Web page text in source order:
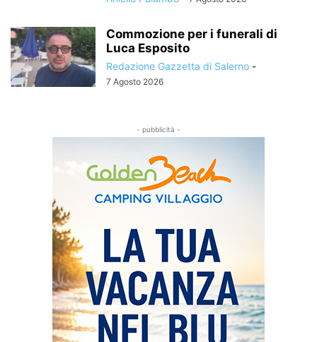
Commozione per i funerali di
Luca Esposito
Redazione Gazzetta di Salerno -
7 Agosto 2026
- pubblicità -